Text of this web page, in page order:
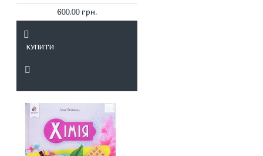
600.00 грн.
КУПИТИ